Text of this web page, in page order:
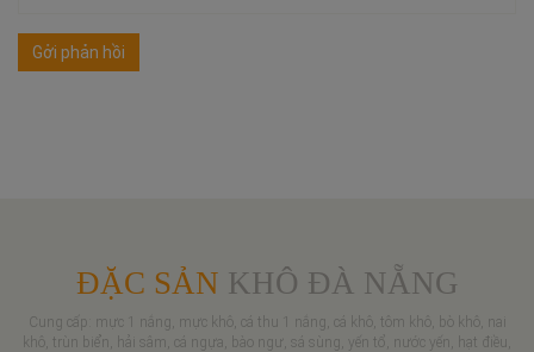
Gởi phản hồi
ĐẶC SẢN KHÔ ĐÀ NẴNG
Cung cấp: mực 1 nắng, mực khô, cá thu 1 nắng, cá khô, tôm khô, bò khô, nai
khô, trùn biển, hải sâm, cá ngựa, bào ngư, sá sùng, yến tổ, nước yến, hạt điều,